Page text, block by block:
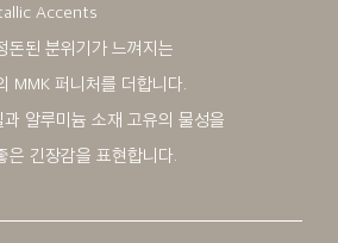
Accents
돈된 분위기가 느껴지는
MMK 퍼니처를 더합니다.
알루미늄 소재 고유의 물성을
은 긴장감을 표현합니다.